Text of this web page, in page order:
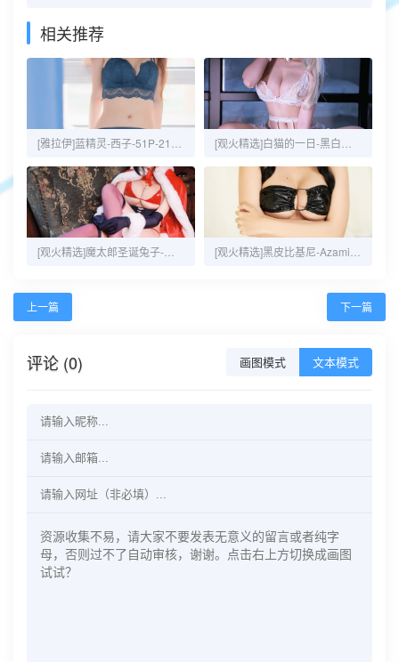
相关推荐
上一篇 下一篇
评论 (0) 画图模式 文本模式